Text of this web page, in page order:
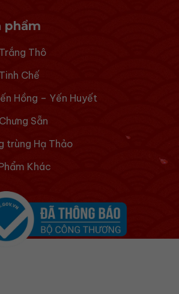
phẩm
Thô
Chế
Hồng – Yến Huyết
Sẵn
trùng Hạ Thảo
Khác